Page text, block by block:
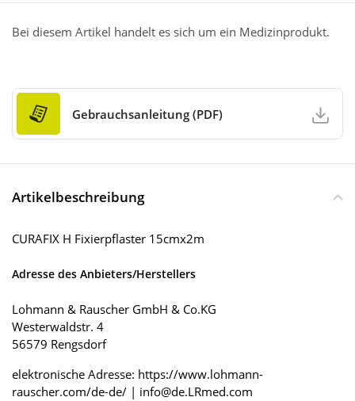
Bei diesem Artikel handelt es sich um ein Medizinprodukt.
Gebrauchsanleitung (PDF)
Artikelbeschreibung
CURAFIX H Fixierpflaster 15cmx2m
Adresse des Anbieters/Herstellers
Lohmann & Rauscher GmbH & Co.KG
Westerwaldstr. 4
56579 Rengsdorf
elektronische Adresse: https://www.lohmann-
rauscher.com/de-de/ | info@de.LRmed.com